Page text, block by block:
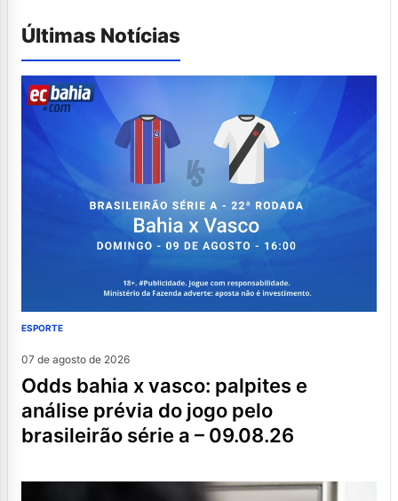
Últimas Notícias
ESPORTE
07 de agosto de 2026
odds bahia x vasco: palpites e
análise prévia do jogo pelo
brasileirão série a – 09.08.26